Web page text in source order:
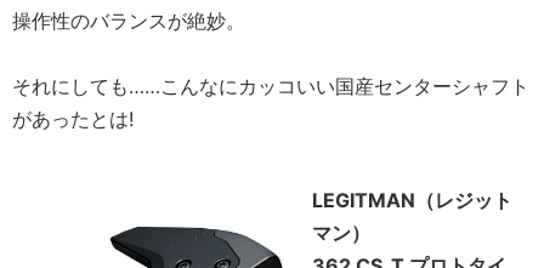
操作性のバランスが絶妙。
それにしても……こんなにカッコいい国産センターシャフト
があったとは!
LEGITMAN（レジット
マン）